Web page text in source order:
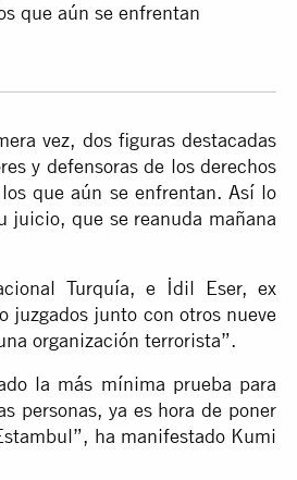
que aún se enfrentan
vez, dos figuras destacadas
y defensoras de los derechos
que aún se enfrentan. Así lo
juicio, que se reanuda mañana
Turquía, e İdil Eser, ex
juzgados junto con otros nueve
organización terrorista”.
la más mínima prueba para
personas, ya es hora de poner
ha manifestado Kumi